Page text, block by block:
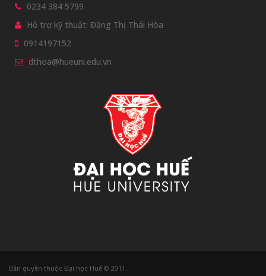
0234 384 5799
Hỗ trợ kỹ thuật: Đặng Thị Thái Hòa
0914197152
dthoa@hueuni.edu.vn
Bản quyền thuộc Đại học Huế © 2011.